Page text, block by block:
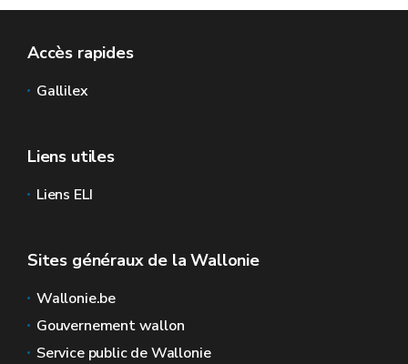
Accès rapides
Gallilex
Liens utiles
Liens ELI
Sites généraux de la Wallonie
Wallonie.be
Gouvernement wallon
Service public de Wallonie